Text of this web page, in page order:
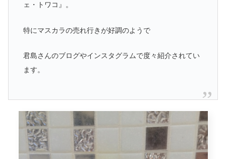
ェ・トワコ』。
特にマスカラの売れ行きが好調のようで
君島さんのブログやインスタグラムで度々紹介されてい
ます。